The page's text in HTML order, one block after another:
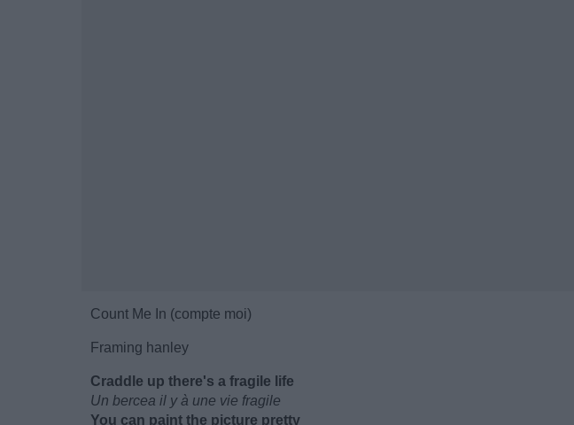
Count Me In (compte moi)
Framing hanley
Craddle up there's a fragile life
Un bercea il y à une vie fragile
You can paint the picture pretty